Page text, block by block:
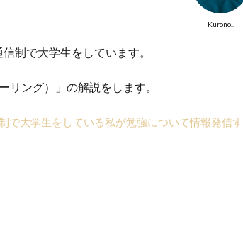
Kurono..
制で大学生をしています。
リング）」の解説をします。
で大学生をしている私が勉強について情報発信す